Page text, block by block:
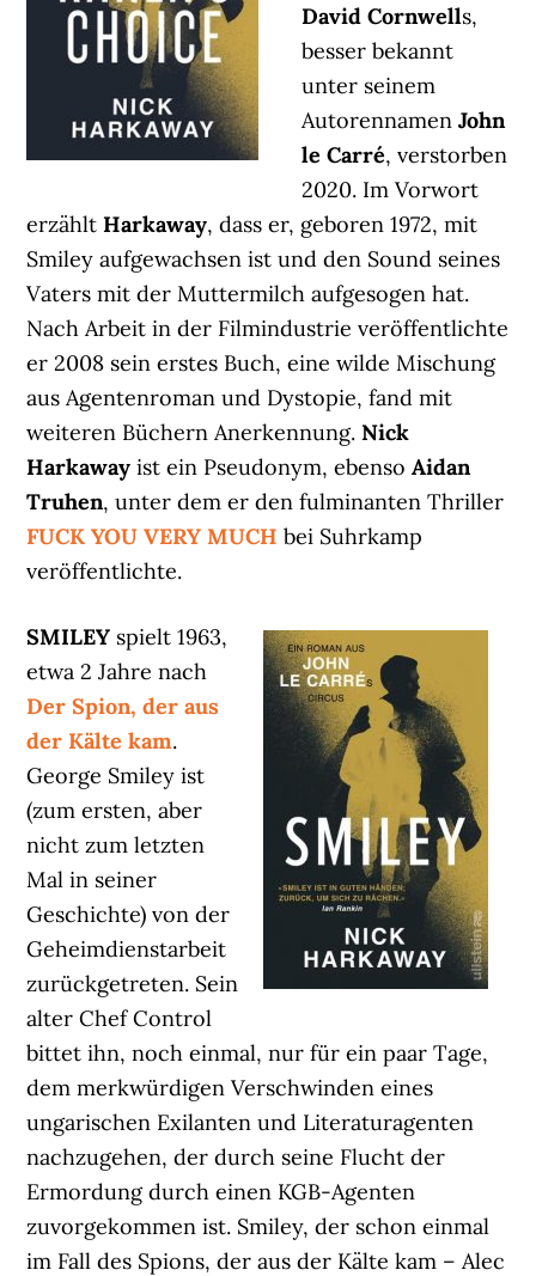
David Cornwells,
besser bekannt
unter seinem
AutorennamenJohn
le Carré, verstorben
2020. Im Vorwort
erzähltHarkaway, dass er, geboren 1972, mit
Smiley aufgewachsen ist und den Sound seines
Vaters mit der Muttermilch aufgesogen hat.
Nach Arbeit in der Filmindustrie veröffentlichte
er 2008 sein erstes Buch, eine wilde Mischung
aus Agentenroman und Dystopie, fand mit
weiteren Büchern Anerkennung.Nick
Harkaway ist ein Pseudonym, ebensoAidan
Truhen, unter dem er den fulminanten Thriller
FUCK YOU VERY MUCH bei Suhrkamp
veröffentlichte.
SMILEY spielt 1963,
etwa 2 Jahre nach
Der Spion, der aus
der Kälte kam.
George Smiley ist
(zum ersten, aber
nicht zum letzten
Mal in seiner
Geschichte) von der
Geheimdienstarbeit
zurückgetreten. Sein
alter Chef Control
bittet ihn, noch einmal, nur für ein paar Tage,
dem merkwürdigen Verschwinden eines
ungarischen Exilanten und Literaturagenten
nachzugehen, der durch seine Flucht der
Ermordung durch einen KGB-Agenten
zuvorgekommen ist. Smiley, der schon einmal
im Fall des Spions, der aus der Kälte kam – Alec